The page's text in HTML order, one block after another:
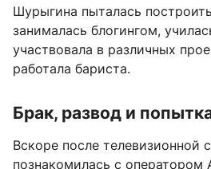
Шурыгина пыталась
занималась блогингом,
участвовала в различных
работала бариста.
Брак, развод и
Вскоре после телевизионной
познакомилась с